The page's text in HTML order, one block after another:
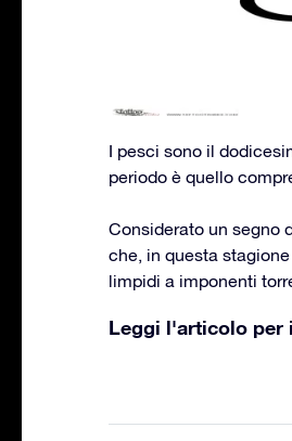
I pesci sono il
periodo è quello
Considerato un segno
che, in questa
limpidi a imponenti
Leggi l'articolo per